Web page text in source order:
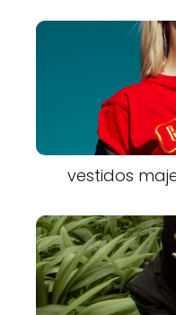
vestidos